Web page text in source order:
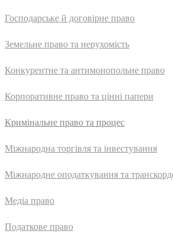
Господарське й договірне право
Земельне право та нерухомість
Конкурентне та антимонопольне право
Корпоративне право та цінні папери
Кримінальне право та процес
Міжнародна торгівля та інвестування
Міжнародне оподаткування та
Медіа право
Податкове право